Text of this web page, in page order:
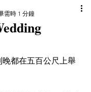
需時 1 分鐘
都在五百公尺上舉